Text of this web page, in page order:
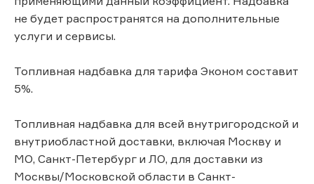
не будет распространятся на дополнительные
услуги и сервисы.
Топливная надбавка для тарифа Эконом составит
5%.
Топливная надбавка для всей внутригородской и
внутриобластной доставки, включая Москву и
МО, Санкт-Петербург и ЛО, для доставки из
Москвы/Московской области в Санкт-